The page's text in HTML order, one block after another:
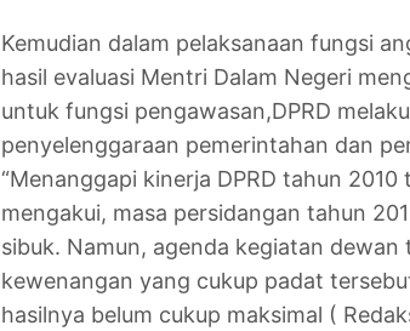
Kemudian dalam pelaksanaan fungsi
hasil evaluasi Mentri Dalam Negeri
untuk fungsi pengawasan,DPRD
penyelenggaraan pemerintahan dan
“Menanggapi kinerja DPRD tahun
mengakui, masa persidangan tahun
sibuk. Namun, agenda kegiatan
kewenangan yang cukup padat
hasilnya belum cukup maksimal (